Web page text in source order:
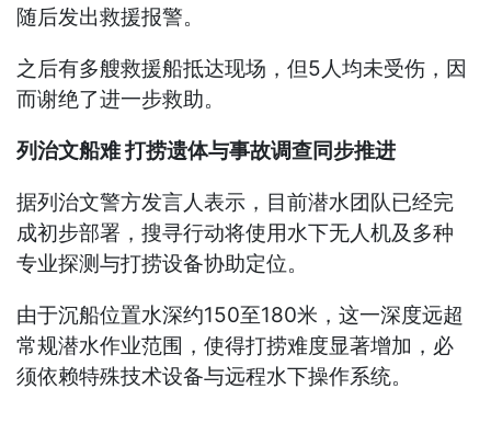
随后发出救援报警。
之后有多艘救援船抵达现场，但5人均未受伤，因
而谢绝了进一步救助。
列治文船难 打捞遗体与事故调查同步推进
据列治文警方发言人表示，目前潜水团队已经完
成初步部署，搜寻行动将使用水下无人机及多种
专业探测与打捞设备协助定位。
由于沉船位置水深约150至180米，这一深度远超
常规潜水作业范围，使得打捞难度显著增加，必
须依赖特殊技术设备与远程水下操作系统。